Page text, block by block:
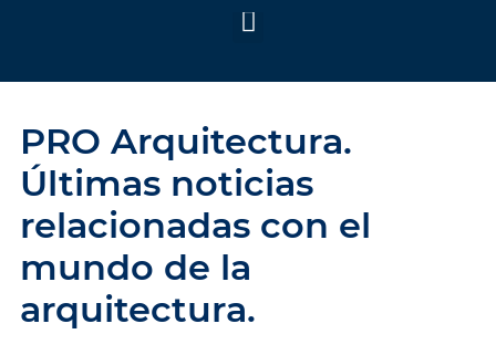
PRO Arquitectura.
Últimas noticias
relacionadas con el
mundo de la
arquitectura.